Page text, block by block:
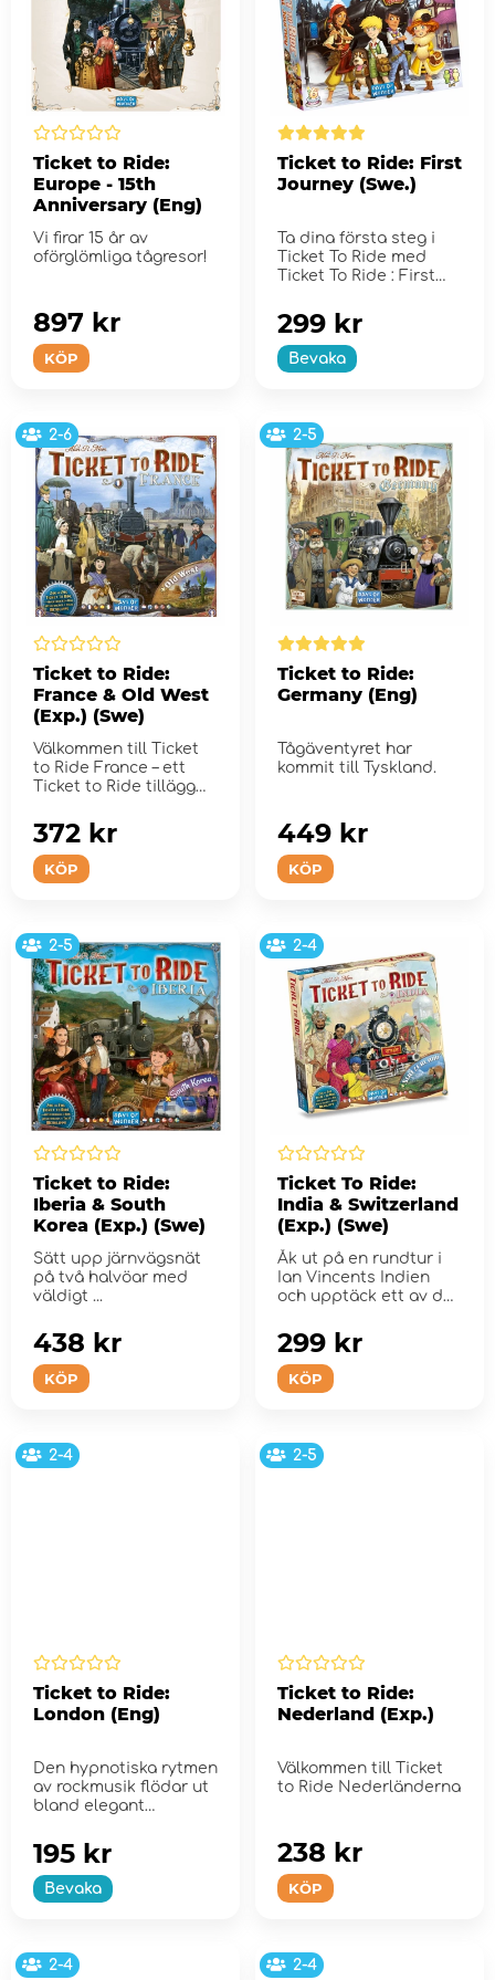
Ticket to Ride:
Europe - 15th
Anniversary (Eng)
Vi firar 15 år av
oförglömliga tågresor!
KÖP
897 kr
Ticket to Ride: First
Journey (Swe.)
Ta dina första steg i
Ticket To Ride med
Ticket To Ride : First
Bevaka
299 kr
2-6
Ticket to Ride:
France & Old West
(Exp.) (Swe)
Välkommen till Ticket
to Ride France – ett
Ticket to Ride tillägg
KÖP
372 kr
2-5
Ticket to Ride:
Germany (Eng)
Tågäventyret har
kommit till Tyskland.
KÖP
449 kr
2-5
Ticket to Ride:
Iberia & South
Korea (Exp.) (Swe)
Sätt upp järnvägsnät
på två halvöar med
väldigt ...
KÖP
438 kr
2-4
Ticket To Ride:
India & Switzerland
(Exp.) (Swe)
Åk ut på en rundtur i
Ian Vincents Indien
och upptäck ett av de
KÖP
299 kr
2-4
Ticket to Ride:
London (Eng)
Den hypnotiska rytmen
av rockmusik flödar ut
bland elegant
...
Bevaka
195 kr
2-5
Ticket to Ride:
Nederland (Exp.)
Välkommen till Ticket
to Ride Nederländerna
KÖP
238 kr
2-4 2-4